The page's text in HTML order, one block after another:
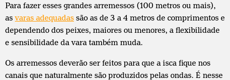
Para fazer esses grandes arremessos (100 metros ou mais),
asvaras adequadas são as de 3 a 4 metros de comprimentos e
dependendo dos peixes, maiores ou menores, a flexibilidade
e sensibilidade da vara também muda.
Os arremessos deverão ser feitos para que a isca fique nos
canais que naturalmente são produzidos pelas ondas. É nesse